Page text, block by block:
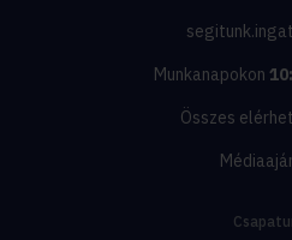
Munkanapokon
Összes